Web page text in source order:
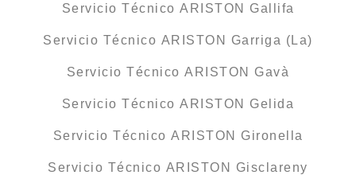
Servicio Técnico ARISTON Gallifa
Servicio Técnico ARISTON Garriga (La)
Servicio Técnico ARISTON Gavà
Servicio Técnico ARISTON Gelida
Servicio Técnico ARISTON Gironella
Servicio Técnico ARISTON Gisclareny